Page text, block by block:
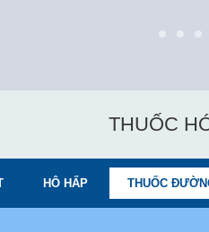
THUỐC
HÔ HẤP THUỐC